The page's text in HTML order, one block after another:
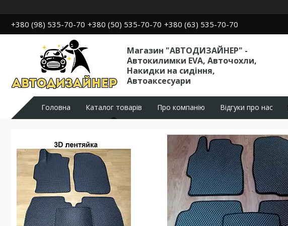
+380 (98) 535-70-70 +380 (50) 535-70-70 +380 (63) 535-70-70
Магазин "АВТОДИЗАЙНЕР" -
Автокилимки EVA, Авточохли,
Накидки на сидіння,
Автоаксесуари
Головна Каталог товарів Про компанію Відгуки про нас